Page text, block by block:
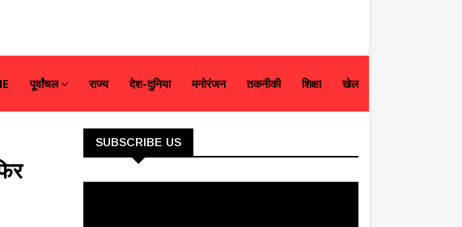
पूर्वांचल राज्य देश-दुनिया मनोरंजन तकनीकी शिक्षा खेल
SUBSCRIBE US